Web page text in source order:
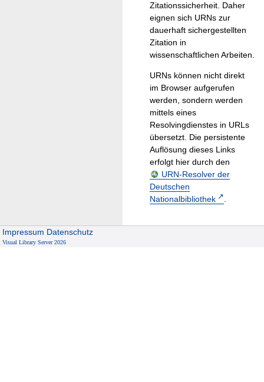
Zitationssicherheit. Daher
eignen sich URNs zur
dauerhaft sichergestellten
Zitation in
wissenschaftlichen Arbeiten.
URNs können nicht direkt
im Browser aufgerufen
werden, sondern werden
mittels eines
Resolvingdienstes in URLs
übersetzt. Die persistente
Auflösung dieses Links
erfolgt hier durch den
URN-Resolver der
Deutschen
Nationalbibliothek
.
Impressum Datenschutz
Visual Library Server 2026